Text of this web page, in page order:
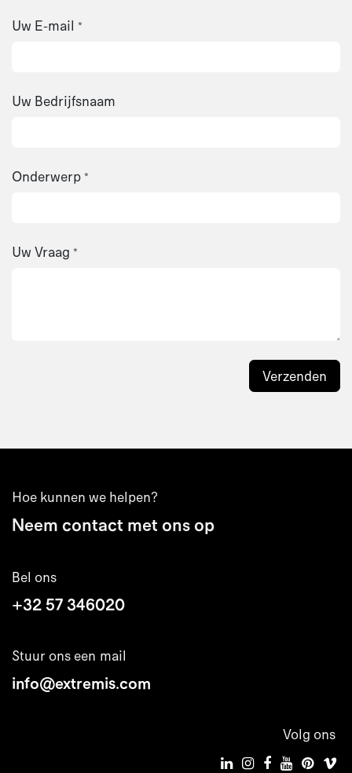
Uw E-mail *
Uw Bedrijfsnaam
Onderwerp *
Uw Vraag *
Verzenden
Hoe kunnen we helpen?
Neem contact met ons op
Bel ons
+32 57 346020
Stuur ons een mail
info@extremis.com
Volg ons